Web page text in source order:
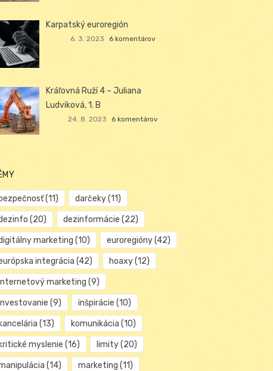
Karpatský euroregión
6. 3. 2023 6 komentárov
Kráľovná Ruží 4 – Juliana
Ludviková, 1. B
24. 8. 2023 6 komentárov
bezpečnosť(11) darčeky(11)
(20) dezinformácie (22)
marketing (10) euroregióny(42)
integrácia (42) hoaxy(12)
marketing (9)
(9) inšpirácie (10)
kancelária (13) komunikácia (10)
kritické myslenie (16) limity(20)
(14) marketing (11)